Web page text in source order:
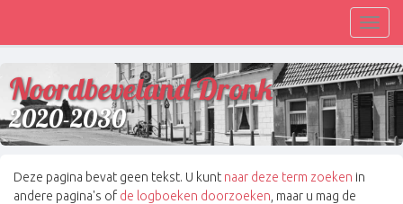
Noordbeveland Dronk
2020-2030
Deze pagina bevat geen tekst. U kunt naar deze term zoeken in
andere pagina's of de logboeken doorzoeken , maar u mag de